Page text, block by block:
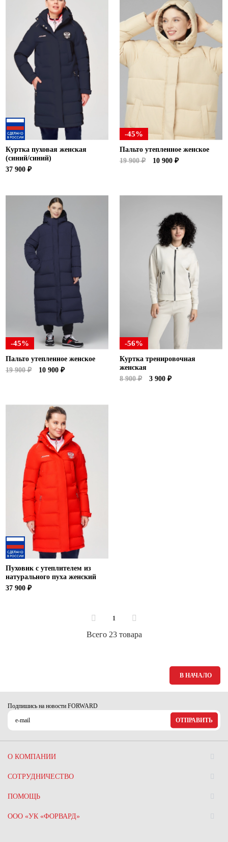
Куртка пуховая женская
(синий/синий)
37 900 ₽
-45%
Пальто утепленное женское
19 900 ₽
10 900 ₽
-45%
Пальто утепленное женское
19 900 ₽
10 900 ₽
-56%
Куртка тренировочная
женская
8 900 ₽
3 900 ₽
Пуховик с утеплителем из
натурального пуха женский
37 900 ₽
1
Всего 23 товара
В НАЧАЛО
Подпишись на новости FORWARD
ОТПРАВИТЬ
О КОМПАНИИ
СОТРУДНИЧЕСТВО
ПОМОЩЬ
ООО «УК «ФОРВАРД»